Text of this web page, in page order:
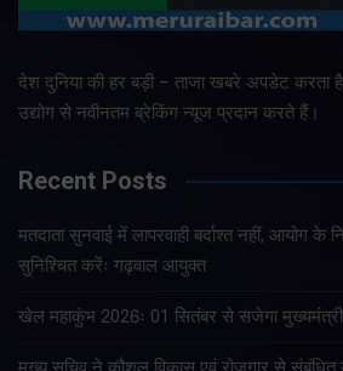
देश दुनिया की हर बड़ी – ताजा खबरे अपडेट
उद्योग से नवीनतम ब्रेकिंग न्यूज प्रदान करते हैं।
Recent Posts
मतदाता सुनवाई में लापरवाही बर्दाश्त नहीं, आयोग के
सुनिश्चित करेंः गढ़वाल आयुक्त
खेल महाकुंभ 2026ः 01 सितंबर से सजेगा मुख्यमंत्री